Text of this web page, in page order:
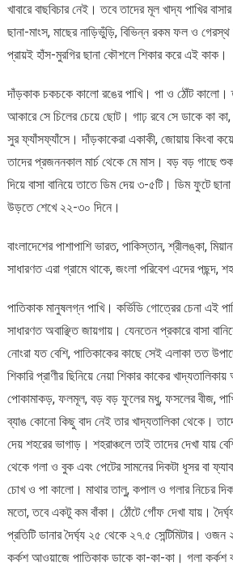
খাবারে বাছবিচার নেই। তবে তাদের মূল খাদ্য পাখির
ছানা-মাংস, মাছের নাড়িভুঁড়ি, বিভিন্ন রকম ফল ও
প্রায়ই হাঁস-মুরগির ছানা কৌশলে শিকার করে এই কাক।
দাঁড়কাক চকচকে কালো রঙের পাখি। পা ও ঠোঁট কালো।
আকারে সে চিলের চেয়ে ছোট। গাঢ় রবে সে ডাকে কা
সুর ফ্যাঁসফ্যাঁসে। দাঁড়কাকেরা একাকী, জোয়ায় কিংবা
তাদের প্রজননকাল মার্চ থেকে মে মাস। বড় বড় গাছে
দিয়ে বাসা বানিয়ে তাতে ডিম দেয় ৩-৫টি। ডিম ফুটে
উড়তে শেখে ২২-৩০ দিনে।
বাংলাদেশের পাশাপাশি ভারত, পাকিস্তান, শ্রীলঙ্কা,
সাধারণত এরা গ্রামে থাকে, জংলা পরিবেশ এদের পছন্দ,
পাতিকাক মানুষলগ্ন পাখি। কর্ভিডি গোত্রের চেনা এই
সাধারণত অবাঞ্ছিত জায়গায়। যেনতেন প্রকারে বাসা
নোংরা যত বেশি, পাতিকাকের কাছে সেই এলাকা তত
শিকারি প্রাণীর ছিনিয়ে নেয়া শিকার কাকের
পোকামাকড়, ফলমূল, বড় বড় ফুলের মধু, ফসলের বীজ,
ব্যাঙ কোনো কিছু বাদ নেই তার খাদ্যতালিকা থেকে।
দেয় শহরের ভাগাড়। শহরাঞ্চলে তাই তাদের দেখা যায়
থেকে গলা ও বুক এবং পেটের সামনের দিকটা ধূসর বা
চোখ ও পা কালো। মাথার তালু, কপাল ও গলার নিচের
মতো, তবে একটু কম বাঁকা। ঠোঁটে গোঁফ দেখা যায়।
প্রতিটি ডানার দৈর্ঘ্য ২৫ থেকে ২৭.৫ সেন্টিমিটার।
কর্কশ আওয়াজে পাতিকাক ডাকে কা-কা-কা। গলা কর্কশ